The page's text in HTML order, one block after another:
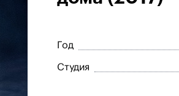
Год
Студия